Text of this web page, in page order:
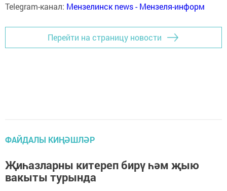
Telegram-канал: Мензелинск news - Мензеля-информ
Перейти на страницу новости
ФАЙДАЛЫ КИҢӘШЛӘР
Җиһазларны китереп бирү һәм җыю
вакыты турында